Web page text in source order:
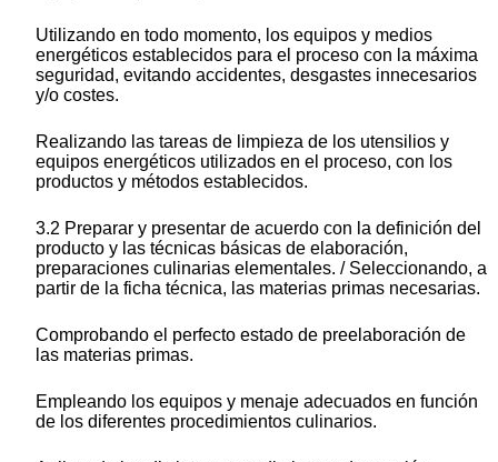
Utilizando en todo momento, los equipos y medios
energéticos establecidos para el proceso con la máxima
seguridad, evitando accidentes, desgastes innecesarios
y/o costes.
Realizando las tareas de limpieza de los utensilios y
equipos energéticos utilizados en el proceso, con los
productos y métodos establecidos.
3.2 Preparar y presentar de acuerdo con la definición del
producto y las técnicas básicas de elaboración,
preparaciones culinarias elementales. / Seleccionando, a
partir de la ficha técnica, las materias primas necesarias.
Comprobando el perfecto estado de preelaboración de
las materias primas.
Empleando los equipos y menaje adecuados en función
de los diferentes procedimientos culinarios.